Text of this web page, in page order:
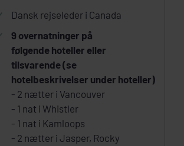
Dansk rejseleder i Canada
9 overnatninger på
følgende hoteller eller
tilsvarende (se
hotelbeskrivelser under hoteller)
- 2 nætter i Vancouver
- 1 nat i Whistler
- 1 nat i Kamloops
- 2 nætter i Jasper, Rocky